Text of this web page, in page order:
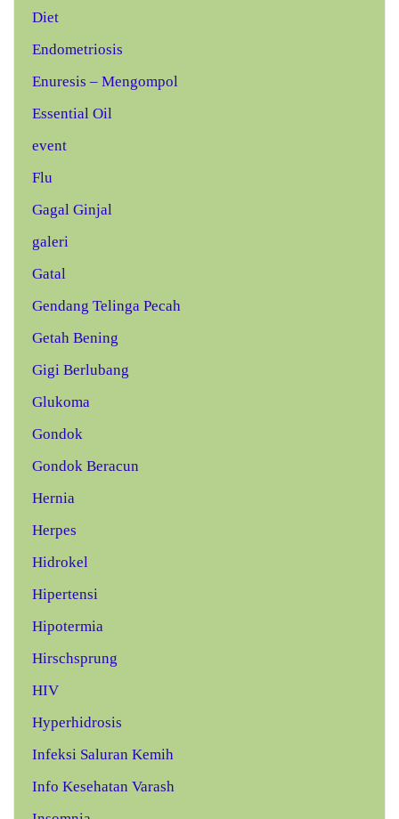
Diet
Endometriosis
Enuresis – Mengompol
Essential Oil
event
Flu
Gagal Ginjal
galeri
Gatal
Gendang Telinga Pecah
Getah Bening
Gigi Berlubang
Glukoma
Gondok
Gondok Beracun
Hernia
Herpes
Hidrokel
Hipertensi
Hipotermia
Hirschsprung
HIV
Hyperhidrosis
Infeksi Saluran Kemih
Info Kesehatan Varash